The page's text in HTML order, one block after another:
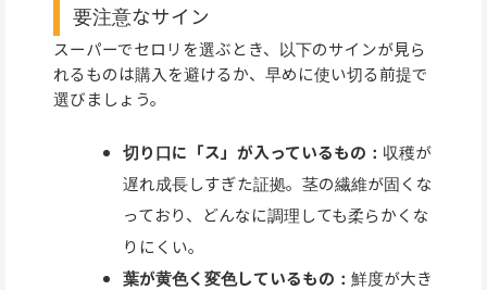
要注意なサイン
スーパーでセロリを選ぶとき、以下のサインが見ら
れるものは購入を避けるか、早めに使い切る前提で
選びましょう。
切り口に「ス」が入っているもの： 収穫が
遅れ成長しすぎた証拠。茎の繊維が固くな
っており、どんなに調理しても柔らかくな
りにくい。
葉が黄色く変色しているもの： 鮮度が大き